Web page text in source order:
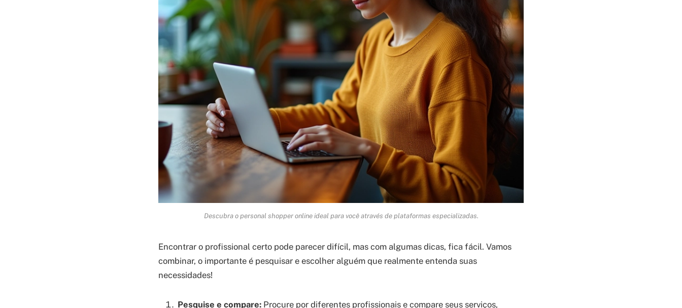
Descubra o personal shopper online ideal para você através de plataformas especializadas.
Encontrar o profissional certo pode parecer difícil, mas com algumas dicas, fica fácil. Vamos
combinar, o importante é pesquisar e escolher alguém que realmente entenda suas
necessidades!
Pesquise e compare: Procure por diferentes profissionais e compare seus serviços,